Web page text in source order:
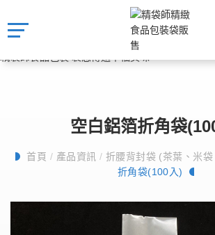
空白鋁箔折角袋
首頁 / 產品資訊 / 折腰背封袋 (茶葉、米
折角袋(100入)